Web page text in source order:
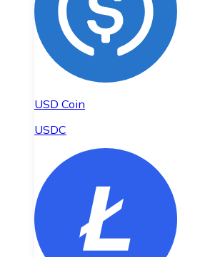
USD Coin
USDC